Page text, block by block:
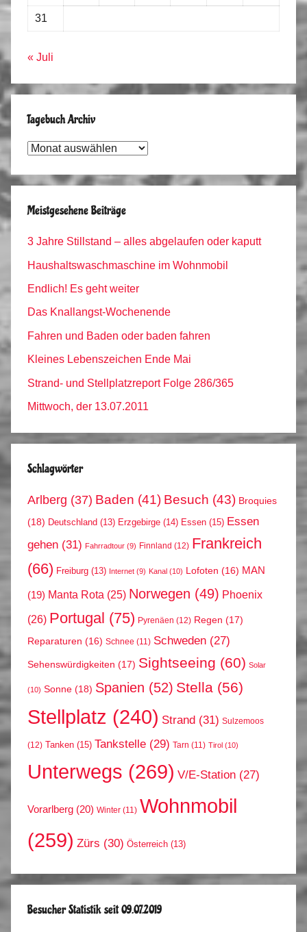
31
« Juli
Tagebuch Archiv
Tagebuch
Meistgesehene Beiträge
3 Jahre Stillstand – alles abgelaufen oder kaputt
Haushaltswaschmaschine im Wohnmobil
Endlich! Es geht weiter
Das Knallangst-Wochenende
Fahren und Baden oder baden fahren
Kleines Lebenszeichen Ende Mai
Strand- und Stellplatzreport Folge 286/365
Mittwoch, der 13.07.2011
Schlagwörter
Arlberg (37) Baden (41) Besuch (43) Broquies
(18) Deutschland (13) Erzgebirge (14) Essen (15) Essen
gehen (31) Fahrradtour (9) Finnland (12) Frankreich
(66) Freiburg (13) Internet (9) Kanal (10) Lofoten (16) MAN
(19) Manta Rota (25) Norwegen (49) Phoenix
(26) Portugal (75) Pyrenäen (12) Regen (17)
Reparaturen (16) Schnee (11) Schweden (27)
Sehenswürdigkeiten (17) Sightseeing (60) Solar
(10) Sonne (18) Spanien (52) Stella (56)
Stellplatz (240) Strand (31) Sulzemoos
(12) Tanken (15) Tankstelle (29) Tarn (11) Tirol (10)
Unterwegs (269) V/E-Station (27)
Vorarlberg (20) Winter (11) Wohnmobil
(259) Zürs (30) Österreich (13)
Besucher Statistik seit 09.07.2019